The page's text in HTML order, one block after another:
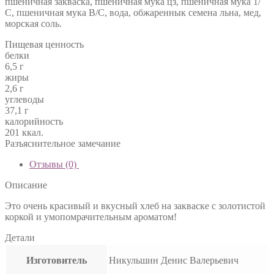
С, пшеничная мука В/С, вода, обжареннык семена льна, мед,
морская соль.
Пищевая ценность
белки
6,5 г
жиры
2,6 г
углеводы
37,1 г
калорийность
201 ккал.
Разъяснительное замечание
Отзывы (0)
Описание
Это очень красивый и вкусный хлеб на закваске с золотистой
коркой и умопомрачительным ароматом!
Детали
Изготовитель Никульшин Денис Валерьевич